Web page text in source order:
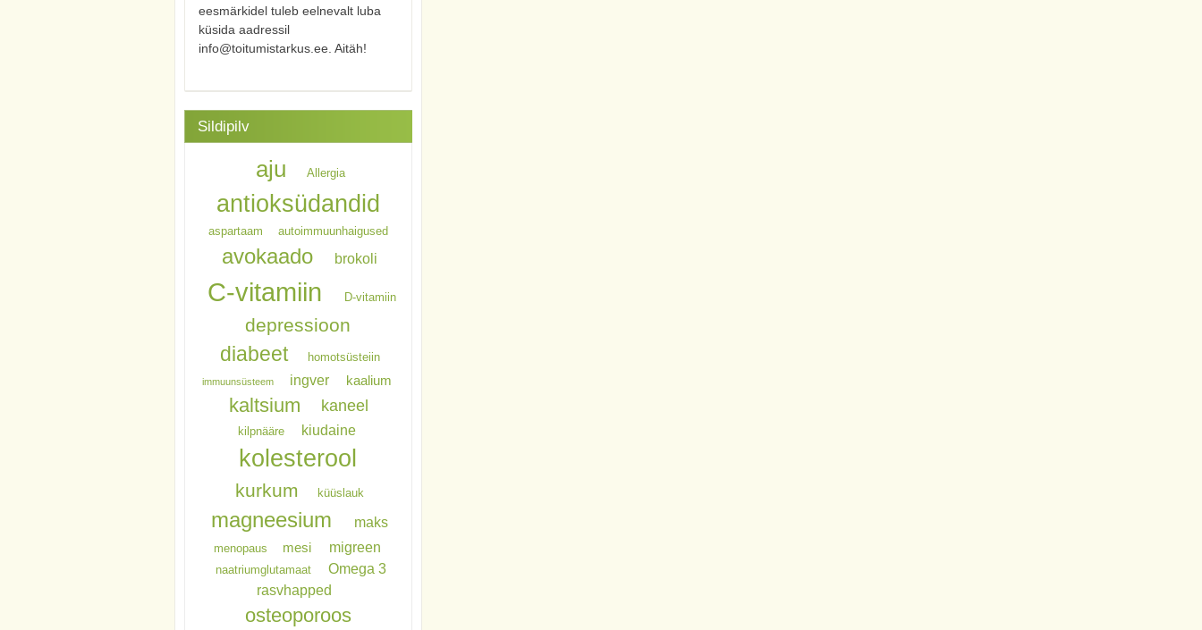
eesmärkidel tuleb eelnevalt luba
küsida aadressil
info@toitumistarkus.ee. Aitäh!
Sildipilv
aju Allergia
antioksüdandid
aspartaam autoimmuunhaigused
avokaado brokoli
C-vitamiin D-vitamiin
depressioon
diabeet homotsüsteiin
immuunsüsteem ingver kaalium
kaltsium kaneel
kilpnääre kiudaine
kolesterool
kurkum küüslauk
magneesium maks
menopaus mesi migreen
naatriumglutamaat
Omega 3
rasvhapped
osteoporoos